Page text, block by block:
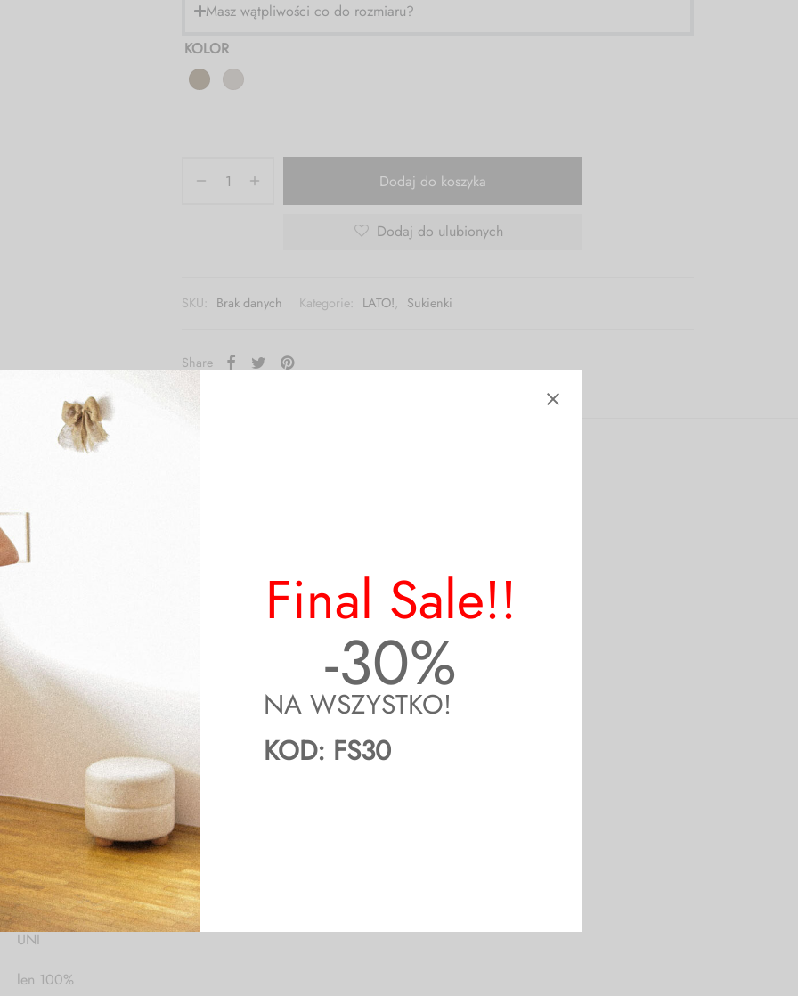
Final Sale!!
-30%
NA WSZYSTKO!
KOD: FS30
Masz wątpliwości co do rozmiaru?
KOLOR
Dodaj do koszyka
Dodaj do ulubionych
SKU: Brak danych Kategorie: LATO!, Sukienki
Share
cm
na co dzień nosi rozmiar XS/S.
czekoladowy, taupe, niebieski
UNI
len 100%